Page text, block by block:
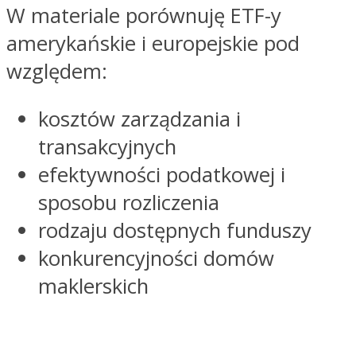
W materiale porównuję ETF-y
amerykańskie i europejskie pod
względem:
kosztów zarządzania i
transakcyjnych
efektywności podatkowej i
sposobu rozliczenia
rodzaju dostępnych funduszy
konkurencyjności domów
maklerskich